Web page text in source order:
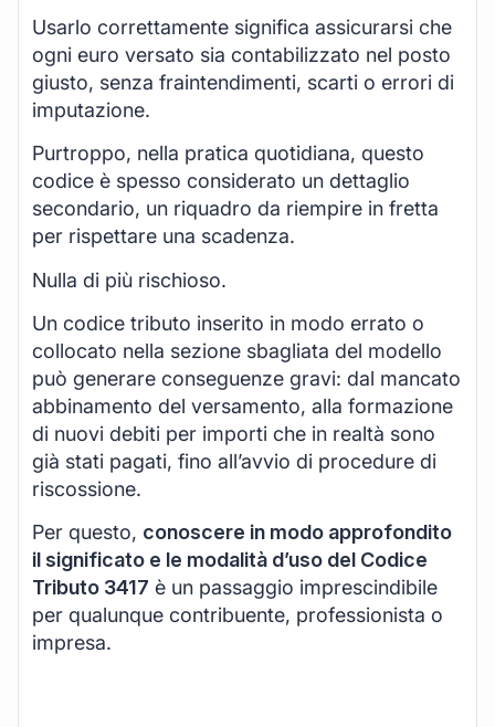
Usarlo correttamente significa assicurarsi che
ogni euro versato sia contabilizzato nel posto
giusto, senza fraintendimenti, scarti o errori di
imputazione.
Purtroppo, nella pratica quotidiana, questo
codice è spesso considerato un dettaglio
secondario, un riquadro da riempire in fretta
per rispettare una scadenza.
Nulla di più rischioso.
Un codice tributo inserito in modo errato o
collocato nella sezione sbagliata del modello
può generare conseguenze gravi: dal mancato
abbinamento del versamento, alla formazione
di nuovi debiti per importi che in realtà sono
già stati pagati, fino all’avvio di procedure di
riscossione.
Per questo, conoscere in modo approfondito
il significato e le modalità d’uso del Codice
Tributo 3417 è un passaggio imprescindibile
per qualunque contribuente, professionista o
impresa.